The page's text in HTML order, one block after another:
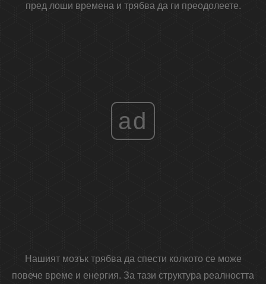
пред лоши времена и трябва да ги преодолеете.
ad
Нашият мозък трябва да спести колкото се може
повече време и енергия. За тази структура реалността